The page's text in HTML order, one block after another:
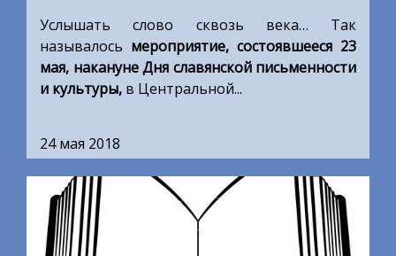
Услышать слово сквозь века… Так
называлось мероприятие, состоявшееся 23
мая, накануне Дня славянской письменности
и культуры, в Центральной...
24 мая 2018